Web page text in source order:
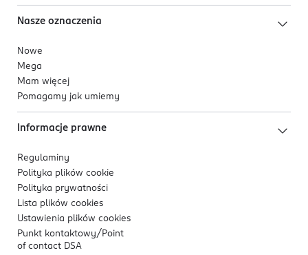
Nasze oznaczenia
Nowe
Mega
Mam więcej
Pomagamy jak umiemy
Informacje prawne
Regulaminy
Polityka plików cookie
Polityka prywatności
Lista plików cookies
Ustawienia plików cookies
Punkt kontaktowy/ Point
of contact DSA